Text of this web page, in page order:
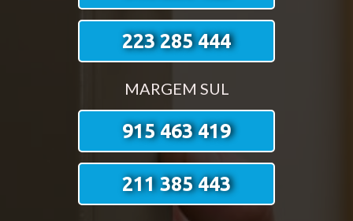
223 285 444
MARGEM SUL
915 463 419
211 385 443